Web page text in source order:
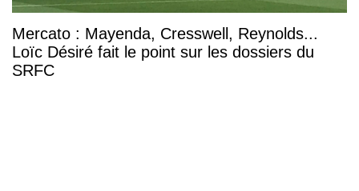
Mercato : Mayenda, Cresswell, Reynolds...
Loïc Désiré fait le point sur les dossiers du
SRFC